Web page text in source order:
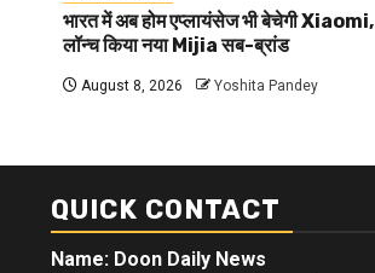
भारत में अब होम एप्लायंसेज भी बेचेगी Xiaomi,
लॉन्च किया नया Mijia सब-ब्रांड
August 8, 2026 Yoshita Pandey
QUICK CONTACT
Name: Doon Daily News